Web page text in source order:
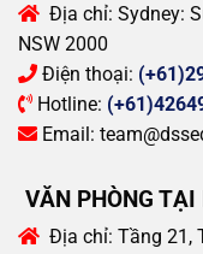
Địa chỉ: Sydney:
NSW 2000
Điện thoại:
Hotline:
Email:
VĂN PHÒNG
Địa chỉ: Tầng 21,